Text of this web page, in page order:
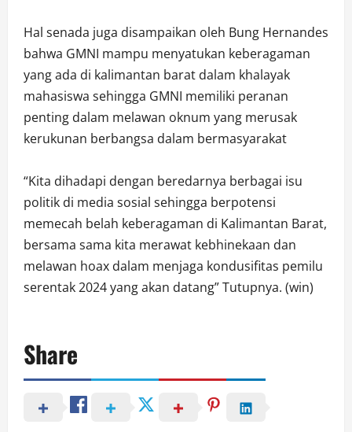
Hal senada juga disampaikan oleh Bung Hernandes
bahwa GMNI mampu menyatukan keberagaman
yang ada di kalimantan barat dalam khalayak
mahasiswa sehingga GMNI memiliki peranan
penting dalam melawan oknum yang merusak
kerukunan berbangsa dalam bermasyarakat
“Kita dihadapi dengan beredarnya berbagai isu
politik di media sosial sehingga berpotensi
memecah belah keberagaman di Kalimantan Barat,
bersama sama kita merawat kebhinekaan dan
melawan hoax dalam menjaga kondusifitas pemilu
serentak 2024 yang akan datang” Tutupnya. (win)
Share